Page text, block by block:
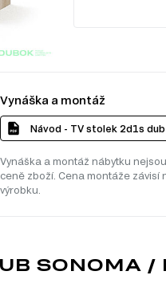
Vynáška a montáž
Návod - TV stolek 2d1s
Vynáška a montáž nábytku
ceně zboží. Cena montáže závisí
výrobku.
SONOMA /